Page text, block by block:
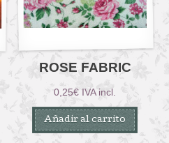
ROSE FABRIC
0,25€ IVA incl.
Añadir al carrito